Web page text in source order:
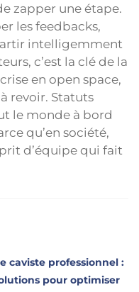
zapper une étape.
les feedbacks,
intelligemment
c’est la clé de la
en open space,
revoir. Statuts
le monde à bord
qu’en société,
d’équipe qui fait
caviste professionnel :
pour optimiser